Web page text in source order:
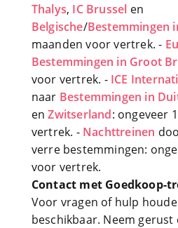
Thalys, IC Brussel en
Belgische/Bestemmingen
maanden voor vertrek. -
Bestemmingen in Groot
voor vertrek. - ICE
naar Bestemmingen in
enZwitserland: ongeveer
vertrek. - Nachttreinen
verre bestemmingen:
voor vertrek.
Contact met Goedkoop-
Voor vragen of hulp
beschikbaar. Neem gerust